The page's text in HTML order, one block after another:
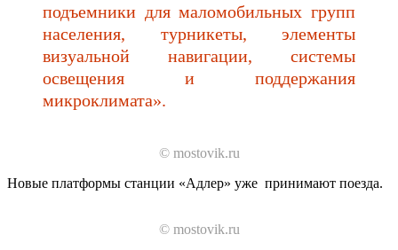
подъемники для маломобильных групп
населения, турникеты, элементы
визуальной навигации, системы
освещения и поддержания
микроклимата».
© mostovik.ru
Новые платформы станции «Адлер» уже принимают поезда.
© mostovik.ru